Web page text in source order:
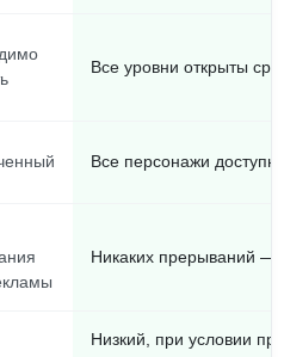
Все уровни открыты
Все персонажи
Никаких прерываний —
Низкий, при условии